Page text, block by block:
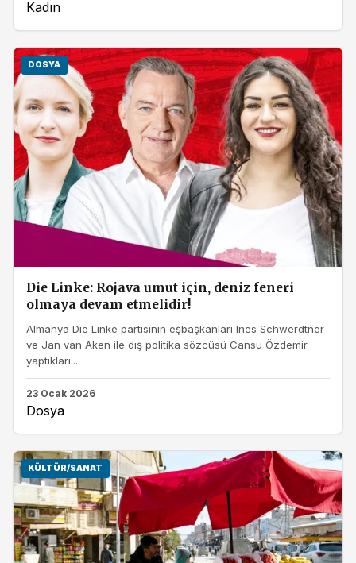
Kadın
DOSYA
Die Linke: Rojava umut için, deniz feneri
olmaya devam etmelidir!
Almanya Die Linke partisinin eşbaşkanları Ines Schwerdtner
ve Jan van Aken ile dış politika sözcüsü Cansu Özdemir
yaptıkları...
23 Ocak 2026
Dosya
KÜLTÜR/SANAT